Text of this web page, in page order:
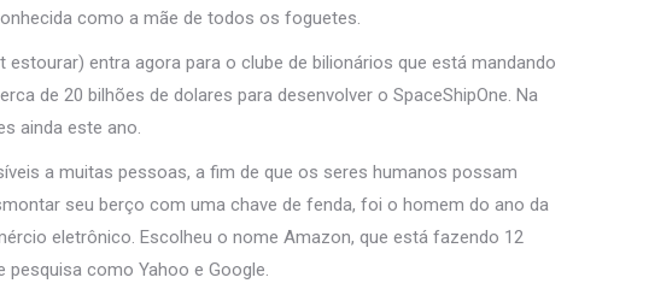
como a mãe de todos os foguetes.
entra agora para o clube de bilionários que está mandando
de 20 bilhões de dolares para desenvolver o SpaceShipOne. Na
ainda este ano.
a muitas pessoas, a fim de que os seres humanos possam
seu berço com uma chave de fenda, foi o homem do ano da
eletrônico. Escolheu o nome Amazon, que está fazendo 12
pesquisa como Yahoo e Google.